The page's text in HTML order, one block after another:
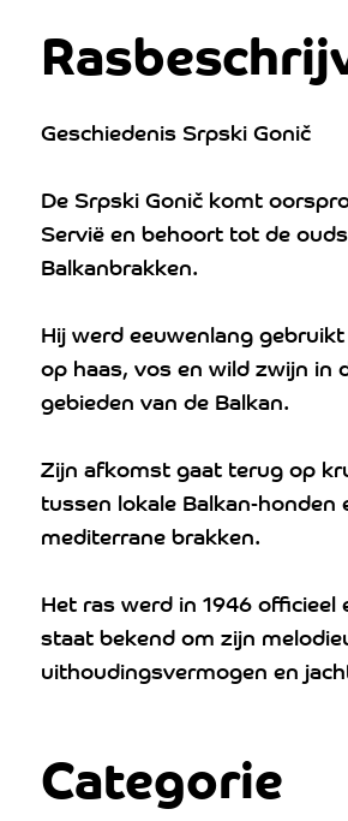
Geschiedenis Srpski Gonič
De Srpski Gonič komt
Servië en behoort tot de
Balkanbrakken.
Hij werd eeuwenlang
op haas, vos en wild zwijn in
gebieden van de Balkan.
Zijn afkomst gaat terug op
tussen lokale Balkan-honden
mediterrane brakken.
Het ras werd in 1946 officieel
staat bekend om zijn
uithoudingsvermogen en
Categorie